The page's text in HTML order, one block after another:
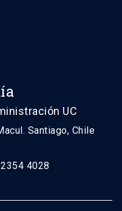
UC
Santiago, Chile
4028